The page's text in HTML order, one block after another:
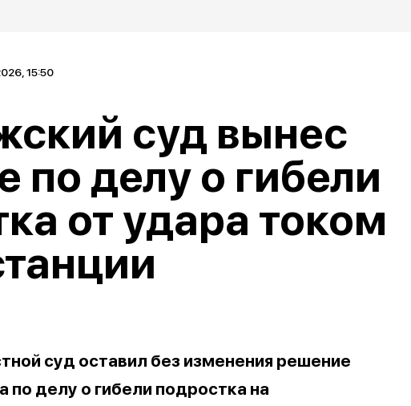
15:50
суд вынес
по делу о гибели
от удара током
суд оставил без изменения решение
по делу о гибели подростка на